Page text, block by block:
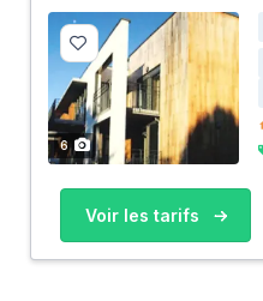
6
Voir les tarifs